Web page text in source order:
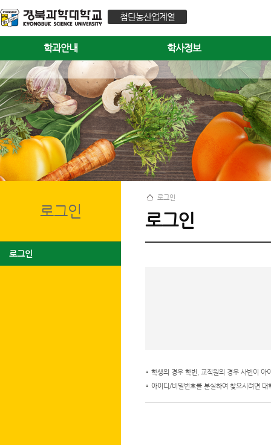
첨단농산업계열
학과안내 학사정보
로그인
로그인
로그인
로그인
학생의 경우 학번, 교직원의 경우 사번이 아
아이디/비밀번호를 분실하여 찾으시려면